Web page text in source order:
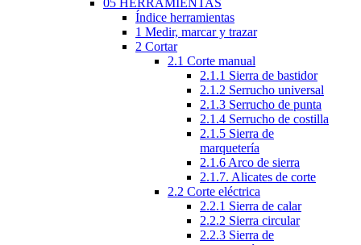
Índice herramientas
1 Medir, marcar y trazar
2 Cortar
2.1 Corte manual
2.1.1 Sierra de bastidor
2.1.2 Serrucho universal
2.1.3 Serrucho de punta
2.1.4 Serrucho de costilla
2.1.5 Sierra de
marquetería
2.1.6 Arco de sierra
2.1.7. Alicates de corte
2.2 Corte eléctrica
2.2.1 Sierra de calar
2.2.2 Sierra circular
2.2.3 Sierra de